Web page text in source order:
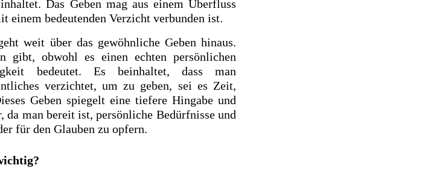
Das Geben mag aus einem Überfluss
einem bedeutenden Verzicht verbunden ist.
weit über das gewöhnliche Geben hinaus.
gibt, obwohl es einen echten persönlichen
bedeutet. Es beinhaltet, dass man
verzichtet, um zu geben, sei es Zeit,
Geben spiegelt eine tiefere Hingabe und
da man bereit ist, persönliche Bedürfnisse und
für den Glauben zu opfern.